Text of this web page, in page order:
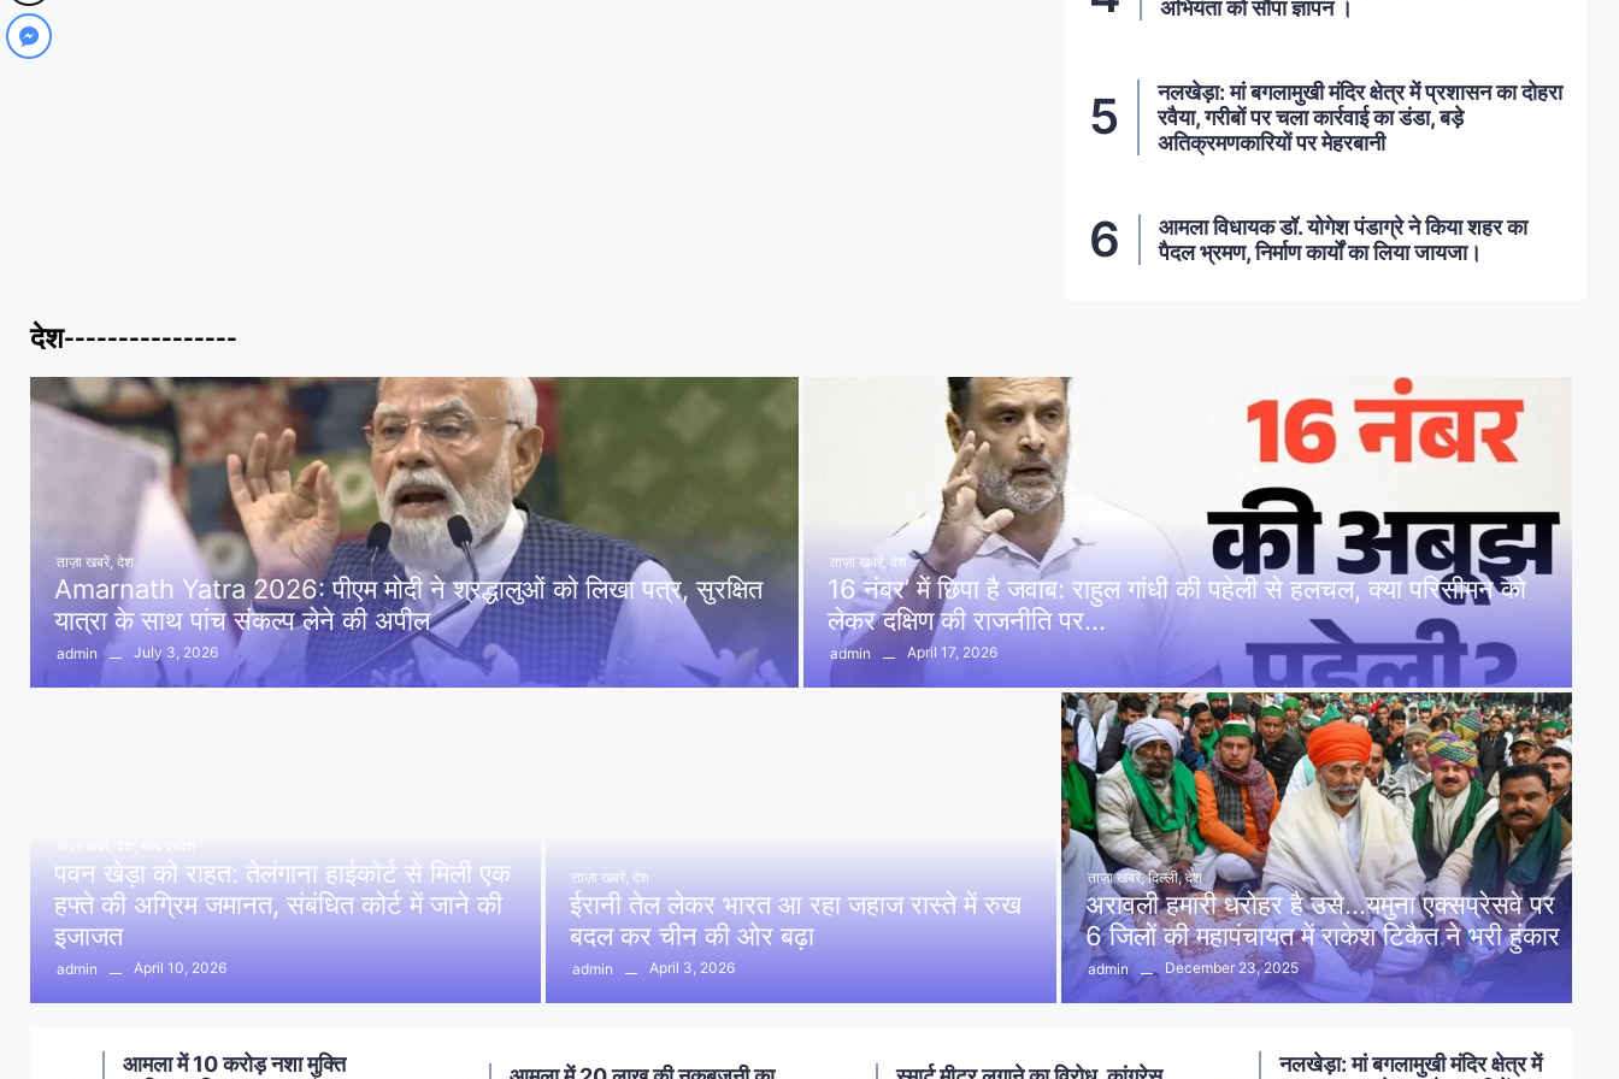
अभियंता को सौंपा ज्ञापन ।
नलखेड़ा: मां बगलामुखी मंदिर क्षेत्र में प्रशासन का दोहरा
रवैया, गरीबों पर चला कार्रवाई का डंडा, बड़े
अतिक्रमणकारियों पर मेहरबानी
आमला विधायक डॉ. योगेश पंडाग्रे ने किया शहर का
पैदल भ्रमण, निर्माण कार्यों का लिया जायजा।
देश----------------
ताज़ा खबरें देश
Amarnath Yatra 2026: पीएम मोदी ने श्रद्धालुओं को लिखा पत्र, सुरक्षित
यात्रा के साथ पांच संकल्प लेने की अपील
admin July 3, 2026
ताज़ा खबरें देश
16 नंबर’ में छिपा है जवाब: राहुल गांधी की पहेली से हलचल, क्या परिसीमन को
लेकर दक्षिण की राजनीति पर…
admin April 17, 2026
पवन खेड़ा को राहत: तेलंगाना हाईकोर्ट से मिली एक
हफ्ते की अग्रिम जमानत, संबंधित कोर्ट में जाने की
इजाजत
admin April 10, 2026
ताज़ा खबरें देश
ईरानी तेल लेकर भारत आ रहा जहाज रास्ते में रुख
बदल कर चीन की ओर बढ़ा
admin April 3, 2026
ताज़ा खबरें, दिल्ली, देश
अरावली हमारी धरोहर है उसे…यमुना एक्सप्रेसवे पर
6 जिलों की महापंचायत में राकेश टिकैत ने भरी हुंकार
admin December 23, 2025
आमला में 10 करोड़ नशा मुक्ति
नलखेड़ा: मां बगलामुखी मंदिर क्षेत्र में